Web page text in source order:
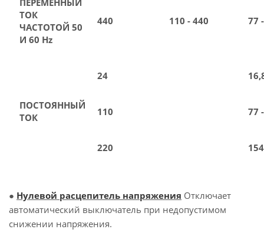
ПЕРЕМЕННЫЙ
ТОК
ЧАСТОТОЙ 50
И 60 Hz
440 110 - 440 77
ПОСТОЯННЫЙ
ТОК
24
110 77
220
● Нулевой расцепитель напряжения Отключает
автоматический выключатель при недопустимом
снижении напряжения.